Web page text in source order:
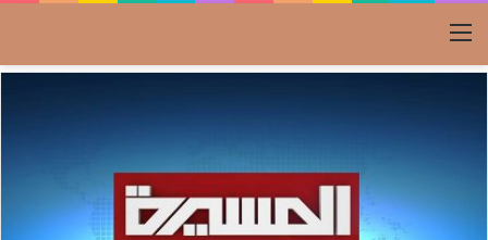
القائمة